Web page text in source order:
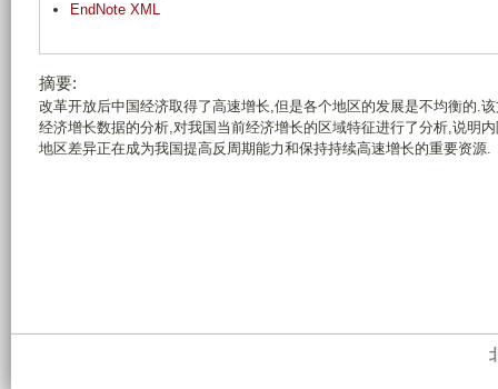
EndNote XML
摘要:
改革开放后中国经济取得了高速增长,但是各个地区的发展是不均衡的.
经济增长数据的分析,对我国当前经济增长的区域特征进行了分析,说明
地区差异正在成为我国提高反周期能力和保持持续高速增长的重要资源.